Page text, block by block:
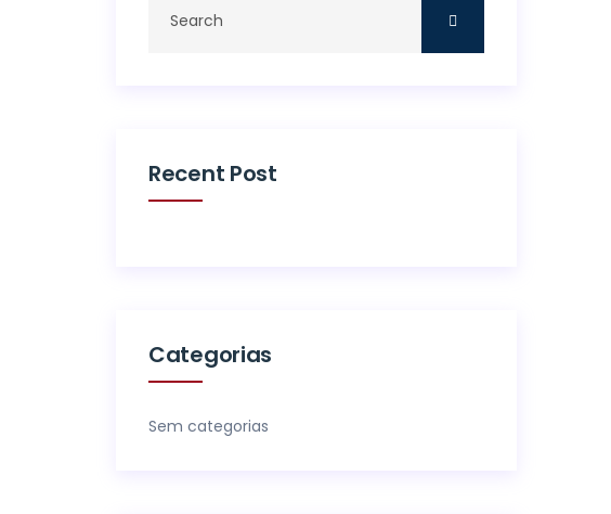
Recent Post
Categorias
Sem categorias